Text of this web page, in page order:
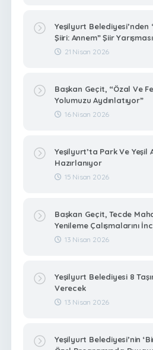
Yeşilyurt Belediyesi’nden
Şiiri: Annem” Şiir Yarışması
21 Nisan 2026
Başkan Geçit, “Özal Ve
Yolumuzu Aydınlatıyor”
16 Nisan 2026
Yeşilyurt’ta Park Ve Yeşil
Hazırlanıyor
15 Nisan 2026
Başkan Geçit, Tecde
Yenileme Çalışmalarını
13 Nisan 2026
Yeşilyurt Belediyesi 8
Verecek
13 Nisan 2026
Yeşilyurt Belediyesi’nin